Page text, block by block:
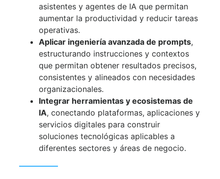
asistentes y agentes de IA que permitan
aumentar la productividad y reducir tareas
operativas.
Aplicar ingeniería avanzada de prompts,
estructurando instrucciones y contextos
que permitan obtener resultados precisos,
consistentes y alineados con necesidades
organizacionales.
Integrar herramientas y ecosistemas de
IA, conectando plataformas, aplicaciones y
servicios digitales para construir
soluciones tecnológicas aplicables a
diferentes sectores y áreas de negocio.